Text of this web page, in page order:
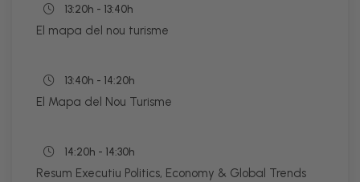
13:20h - 13:40h
El mapa del nou turisme
13:40h - 14:20h
El Mapa del Nou Turisme
14:20h - 14:30h
Resum Executiu Politics, Economy & Global Trends